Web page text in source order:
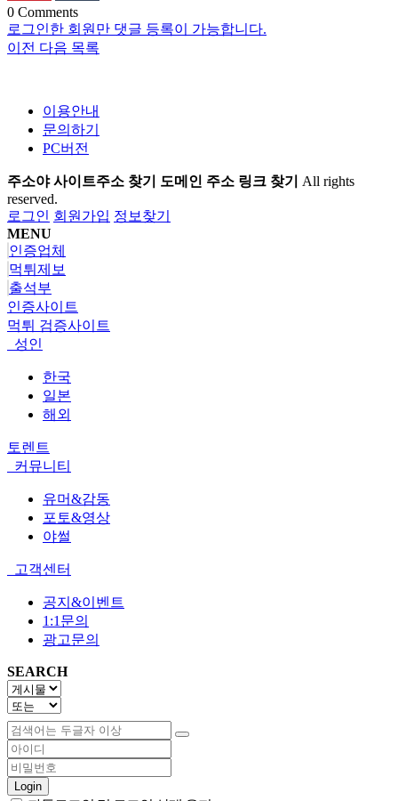
0 Comments
로그인한 회원만 댓글 등록이 가능합니다.
이전 다음 목록
이용안내
문의하기
PC버전
주소야 사이트주소 찾기 도메인 주소 링크 찾기 All rights
reserved.
로그인 회원가입 정보찾기
MENU
인증업체
먹튀제보
출석부
인증사이트
먹튀 검증사이트
성인
한국
일본
해외
토렌트
커뮤니티
유머&감동
포토&영상
야썰
고객센터
공지&이벤트
1:1문의
광고문의
SEARCH
Login